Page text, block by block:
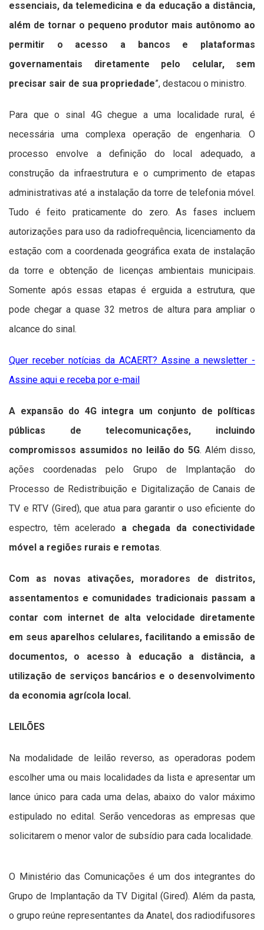
essenciais, da telemedicina e da educação a distância,
além de tornar o pequeno produtor mais autônomo ao
permitir o acesso a bancos e plataformas
governamentais diretamente pelo celular, sem
precisar sair de sua propriedade”, destacou o ministro.
Para que o sinal 4G chegue a uma localidade rural, é
necessária uma complexa operação de engenharia. O
processo envolve a definição do local adequado, a
construção da infraestrutura e o cumprimento de etapas
administrativas até a instalação da torre de telefonia móvel.
Tudo é feito praticamente do zero. As fases incluem
autorizações para uso da radiofrequência, licenciamento da
estação com a coordenada geográfica exata de instalação
da torre e obtenção de licenças ambientais municipais.
Somente após essas etapas é erguida a estrutura, que
pode chegar a quase 32 metros de altura para ampliar o
alcance do sinal.
Quer receber notícias da ACAERT? Assine a newsletter -
Assine aqui e receba por e-mail
A expansão do 4G integra um conjunto de políticas
públicas de telecomunicações, incluindo
compromissos assumidos no leilão do 5G. Além disso,
ações coordenadas pelo Grupo de Implantação do
Processo de Redistribuição e Digitalização de Canais de
TV e RTV (Gired), que atua para garantir o uso eficiente do
espectro, têm acelerado a chegada da conectividade
móvel a regiões rurais e remotas.
Com as novas ativações, moradores de distritos,
assentamentos e comunidades tradicionais passam a
contar com internet de alta velocidade diretamente
em seus aparelhos celulares, facilitando a emissão de
documentos, o acesso à educação a distância, a
utilização de serviços bancários e o desenvolvimento
da economia agrícola local.
LEILÕES
Na modalidade de leilão reverso, as operadoras podem
escolher uma ou mais localidades da lista e apresentar um
lance único para cada uma delas, abaixo do valor máximo
estipulado no edital. Serão vencedoras as empresas que
solicitarem o menor valor de subsídio para cada localidade.
O Ministério das Comunicações é um dos integrantes do
Grupo de Implantação da TV Digital (Gired). Além da pasta,
o grupo reúne representantes da Anatel, dos radiodifusores